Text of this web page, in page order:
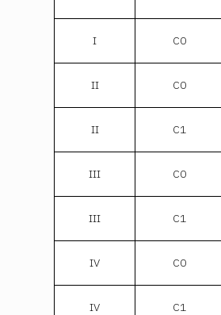
I С0
II С0
II С1
III С0
III С1
IV С0
IV С1